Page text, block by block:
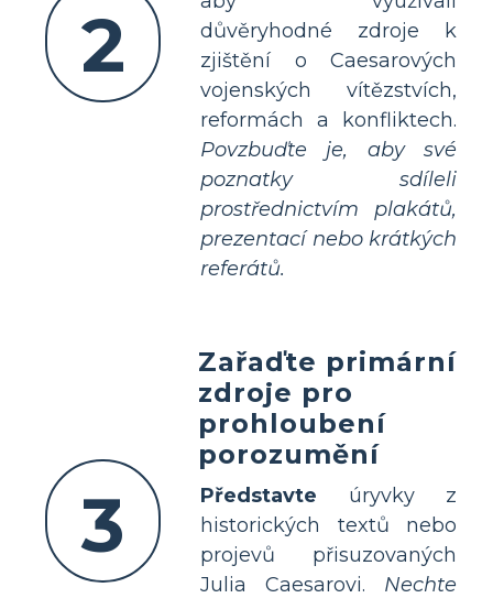
2
důvěryhodné zdroje k
zjištění o Caesarových
vojenských vítězstvích,
reformách a konfliktech.
Povzbuďte je, aby své
poznatky sdíleli
prostřednictvím plakátů,
prezentací nebo krátkých
referátů.
3
Zařaďte primární
zdroje pro
prohloubení
porozumění
Představte úryvky z
historických textů nebo
projevů přisuzovaných
Julia Caesarovi. Nechte